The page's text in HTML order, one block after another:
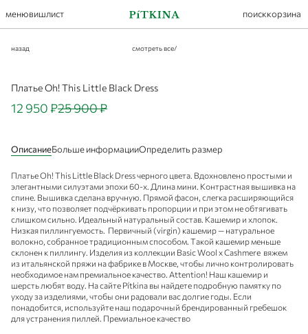
менювишлист поисккорзина
назад смотреть все/
Платье Oh! This Little Black Dress
12 950 ₽25 900 ₽
ОписаниеБольше информацииОпределить размер
Платье Oh! This Little Black Dress черного цвета. Вдохновлено простыми и
элегантными силуэтами эпохи 60-х. Длина мини. Контрастная вышивка на
спине. Вышивка сделана вручную. Прямой фасон, слегка расширяющийся
к низу, что позволяет подчёркивать пропорции и при этом не обтягивать
слишком сильно. Идеальный натуральный состав. Кашемир и хлопок.
Низкая пиллингуемость. Первичный (virgin) кашемир — натуральное
волокно, собранное традиционным способом. Такой кашемир меньше
склонен к пиллингу. Изделия из коллекции Basic Wool x Cashmere вяжем
из итальянской пряжи на фабрике в Москве, чтобы лично контролировать
необходимое нам премиальное качество. Attention! Наш кашемир и
шерсть любят воду. На сайте Pítkina вы найдете подробную памятку по
уходу за изделиями, чтобы они радовали вас долгие годы. Если
понадобится, используйте наш подарочный брендированный гребешок
для устранения пиллей. Премиальное качество